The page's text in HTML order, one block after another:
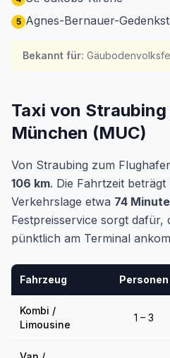
5 Agnes-Bernauer-
Bekannt für:
Taxi von
München (MUC)
Von Straubing zum
106 km. Die Fahrtzeit
Verkehrslage etwa 74
Festpreisservice sorgt dafür,
pünktlich am Terminal
Fahrzeug Personen
Kombi /
Limousine
1 – 3